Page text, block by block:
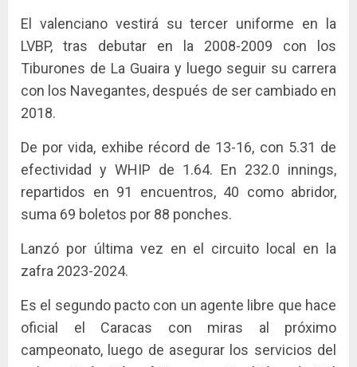
El valenciano vestirá su tercer uniforme en la
LVBP, tras debutar en la 2008-2009 con los
Tiburones de La Guaira y luego seguir su carrera
con los Navegantes, después de ser cambiado en
2018.
De por vida, exhibe récord de 13-16, con 5.31 de
efectividad y WHIP de 1.64. En 232.0 innings,
repartidos en 91 encuentros, 40 como abridor,
suma 69 boletos por 88 ponches.
Lanzó por última vez en el circuito local en la
zafra 2023-2024.
Es el segundo pacto con un agente libre que hace
oficial el Caracas con miras al próximo
campeonato, luego de asegurar los servicios del